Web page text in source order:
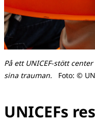
På ett UNICEF-stött
sina trauman.
Foto: ©
UNICEFs